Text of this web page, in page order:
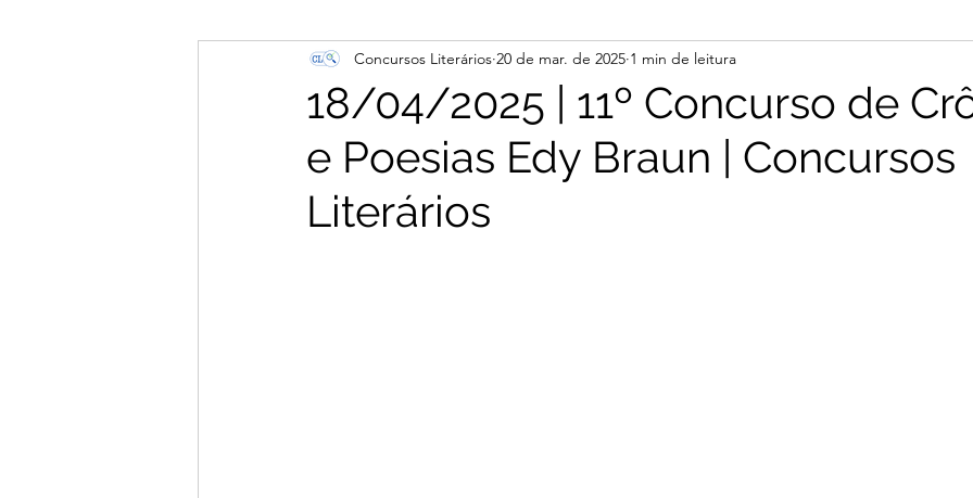
18/04/2025 | 11º Concurso de
e Poesias Edy Braun | Concursos
Literários
Concursos Literários 20 de mar. de 2025 1 min de leitura